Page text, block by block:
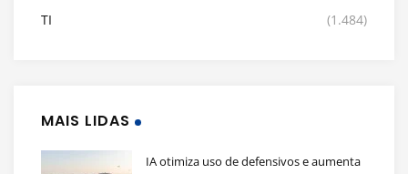
TI
(1.484)
MAIS LIDAS
IA otimiza uso de defensivos e aumenta